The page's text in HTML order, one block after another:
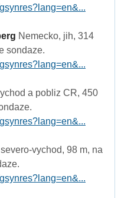
Nemecko, jih, 314
sondaze.
a pobliz CR, 450
vychod, 98 m, na